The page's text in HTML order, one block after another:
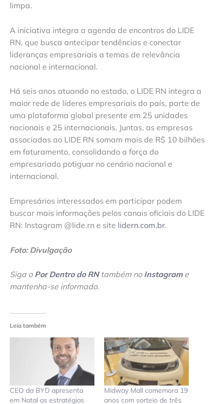
limpa.
A iniciativa integra a agenda de encontros do LIDE
RN, que busca antecipar tendências e conectar
lideranças empresariais a temas de relevância
nacional e internacional.
Há seis anos atuando no estado, o LIDE RN integra a
maior rede de líderes empresariais do país, parte de
uma plataforma global presente em 25 unidades
nacionais e 25 internacionais. Juntas, as empresas
associadas ao LIDE RN somam mais de R$ 10 bilhões
em faturamento, consolidando a força do
empresariado potiguar no cenário nacional e
internacional.
Empresários interessados em participar podem
buscar mais informações pelos canais oficiais do LIDE
RN: Instagram @lide.rn e site lidern.com.br.
Foto: Divulgação
Siga o Por Dentro do RNtambém no Instagrame
mantenha-se informado.
Leia também
CEO da BYD apresenta
em Natal as estratégias
Midway Mall comemora 19
anos com sorteio de três